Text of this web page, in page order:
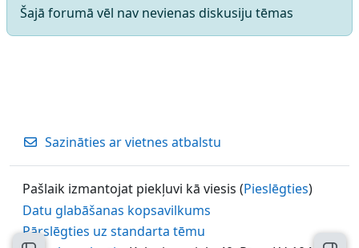
Šajā forumā vēl nav nevienas diskusiju tēmas
Sazināties ar vietnes atbalstu
Pašlaik izmantojat piekļuvi kā viesis (Pieslēgties)
Datu glabāšanas kopsavilkums
Pārslēgties uz standarta tēmu